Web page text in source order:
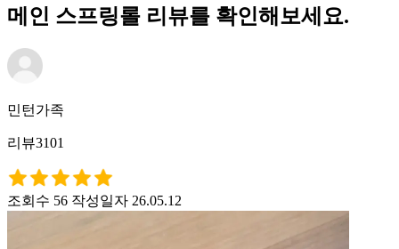
메인 스프링롤 리뷰를 확인해보세요.
민턴가족
리뷰3101
조회수 56 작성일자 26.05.12